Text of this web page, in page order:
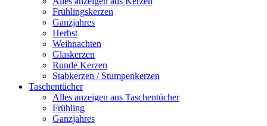
Frühlingskerzen
Ganzjahres
Herbst
Weihnachten
Glaskerzen
Runde Kerzen
Stabkerzen / Stumpenkerzen
Taschentücher
Alles anzeigen aus Taschentücher
Frühling
Ganzjahres